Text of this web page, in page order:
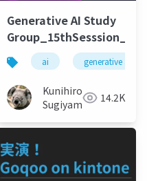
格子アルゴリズム
Generative AI Study
ai generative ai
Kunihiro
Sugiyama
14.2K